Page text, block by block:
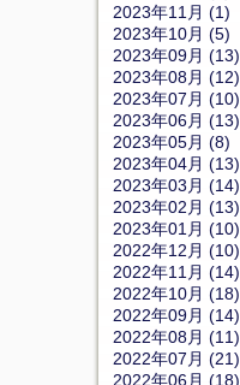
2023年11月 (1)
2023年10月 (5)
2023年09月 (13)
2023年08月 (12)
2023年07月 (10)
2023年06月 (13)
2023年05月 (8)
2023年04月 (13)
2023年03月 (14)
2023年02月 (13)
2023年01月 (10)
2022年12月 (10)
2022年11月 (14)
2022年10月 (18)
2022年09月 (14)
2022年08月 (11)
2022年07月 (21)
2022年06月 (18)